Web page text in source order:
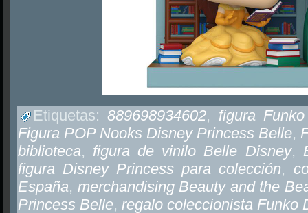
Etiquetas:889698934602, figura
Figura POP Nooks Disney Princess Belle,
biblioteca, figura de vinilo Belle Disney,
figura Disney Princess para colección,
España, merchandising Beauty and the
Princess Belle, regalo coleccionista Funko